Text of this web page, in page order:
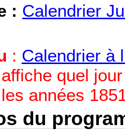
: Calendrier
: Calendrier à
quel
années
du